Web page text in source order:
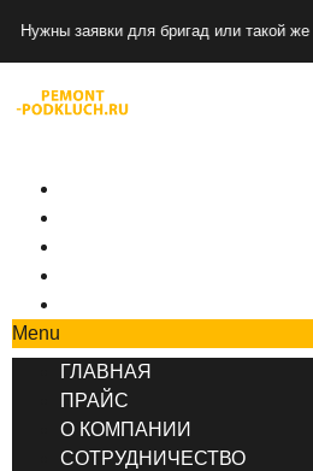
для бригад или такой же сайт?
Menu
ГЛАВНАЯ
ПРАЙС
О КОМПАНИИ
СОТРУДНИЧЕСТВО